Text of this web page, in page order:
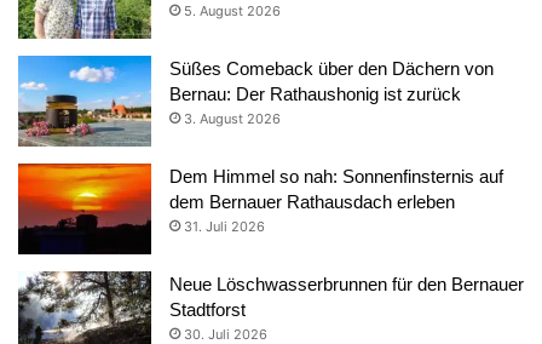
5. August 2026
Süßes Comeback über den Dächern von
Bernau: Der Rathaushonig ist zurück
3. August 2026
Dem Himmel so nah: Sonnenfinsternis auf
dem Bernauer Rathausdach erleben
31. Juli 2026
Neue Löschwasserbrunnen für den Bernauer
Stadtforst
30. Juli 2026